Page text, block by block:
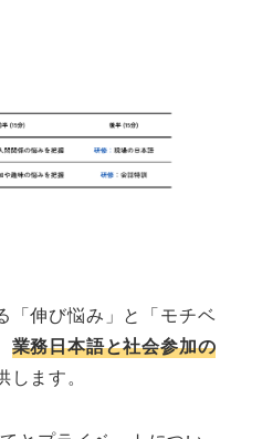
「伸び悩み」と「モチベ
業務日本語と社会参加の
します。